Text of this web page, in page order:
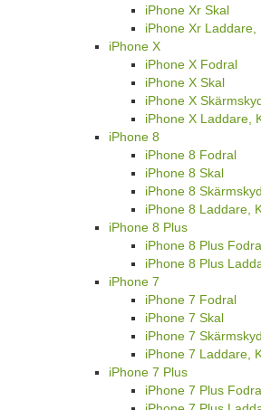
iPhone Xr Skal
iPhone Xr
iPhone X
iPhone X Fodral
iPhone X Skal
iPhone X
iPhone X Laddare,
iPhone 8
iPhone 8 Fodral
iPhone 8 Skal
iPhone 8
iPhone 8 Laddare,
iPhone 8 Plus
iPhone 8 Plus
iPhone 8 Plus
iPhone 7
iPhone 7 Fodral
iPhone 7 Skal
iPhone 7
iPhone 7 Laddare,
iPhone 7 Plus
iPhone 7 Plus